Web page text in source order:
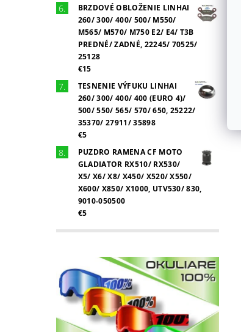
BRZDOVÉ OBLOŽENIE LINHAI
260/ 300/ 400/ 500/ M550/
M565/ M570/ M750 E2/ E4/ T3B
PREDNÉ/ ZADNÉ, 22245/ 70525/
25128
€15
TESNENIE VÝFUKU LINHAI
260/ 300/ 400/ 400 (EURO 4)/
500/ 550/ 565/ 570/ 650, 25222/
35370/ 27911/ 35898
€5
PUZDRO RAMENA CF MOTO
GLADIATOR RX510/ RX530/
X5/ X6/ X8/ X450/ X520/ X550/
X600/ X850/ X1000, UTV530/ 830,
9010-050500
€5